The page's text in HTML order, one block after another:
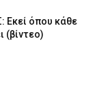
Εκεί όπου κάθε
(βίντεο)